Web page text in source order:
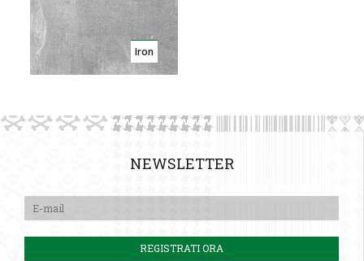
Iron
NEWSLETTER